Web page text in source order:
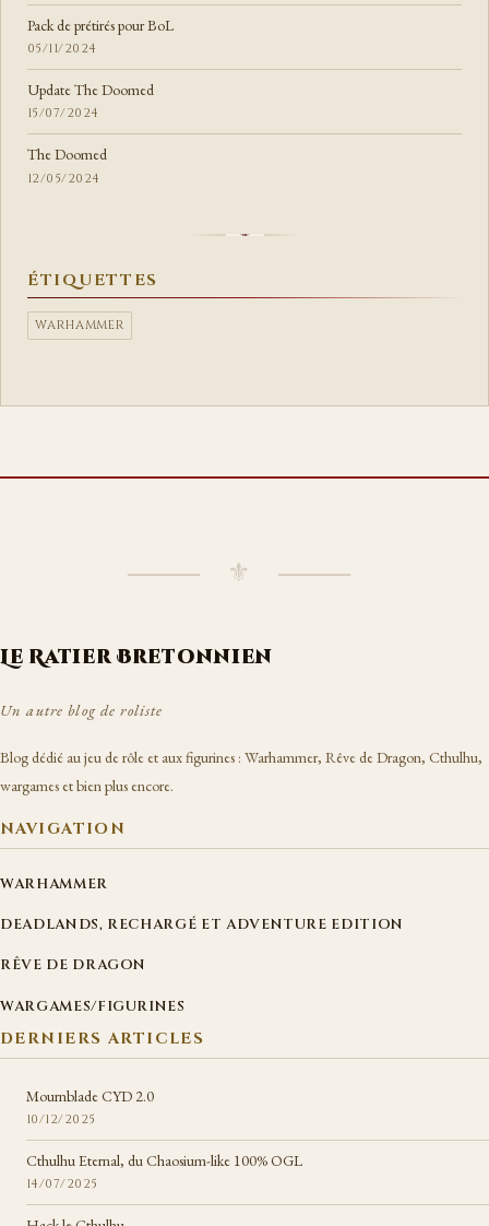
Pack de prétirés pour BoL
05/11/2024
Update The Doomed
15/07/2024
The Doomed
12/05/2024
ÉTIQUETTES
WARHAMMER
⸻ ⚜ ⸻
Le Ratier Bretonnien
Un autre blog de roliste
Blog dédié au jeu de rôle et aux figurines : Warhammer, Rêve de Dragon, Cthulhu,
wargames et bien plus encore.
NAVIGATION
WARHAMMER
DEADLANDS, RECHARGÉ ET ADVENTURE EDITION
RÊVE DE DRAGON
WARGAMES/FIGURINES
DERNIERS ARTICLES
Mournblade CYD 2.0
10/12/2025
Cthulhu Eternal, du Chaosium-like 100% OGL
14/07/2025